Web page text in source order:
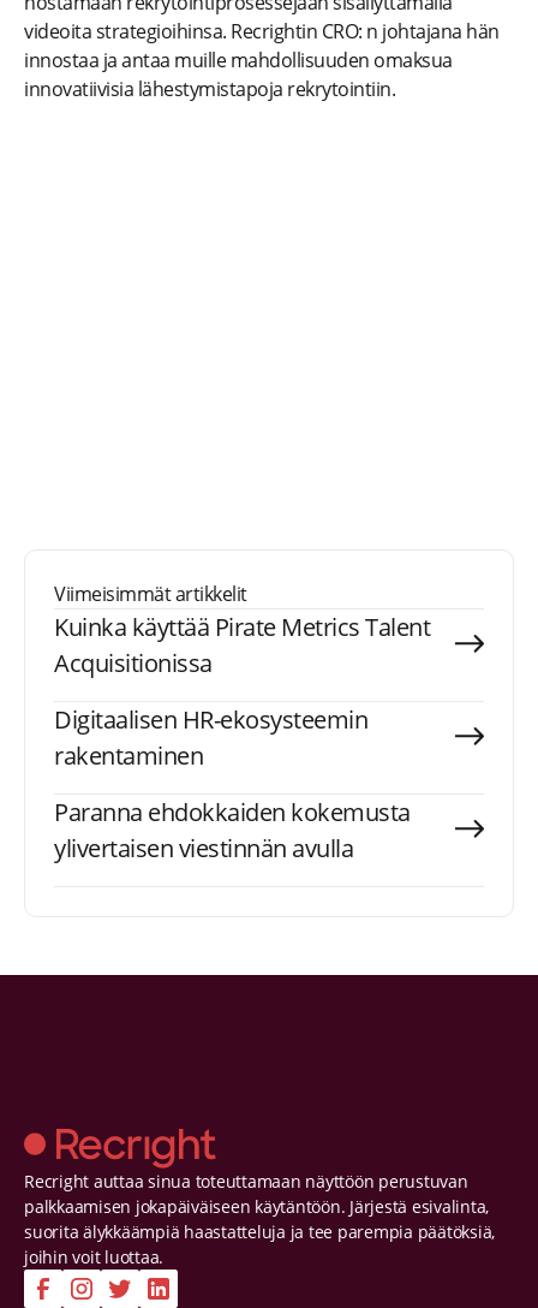
videoita strategioihinsa. Recrightin CRO: n johtajana hän
innostaa ja antaa muille mahdollisuuden omaksua
innovatiivisia lähestymistapoja rekrytointiin.
Viimeisimmät artikkelit
Kuinka käyttää Pirate Metrics Talent
Acquisitionissa
Digitaalisen HR-ekosysteemin
rakentaminen
Paranna ehdokkaiden kokemusta
ylivertaisen viestinnän avulla
Recright auttaa sinua toteuttamaan näyttöön perustuvan
palkkaamisen jokapäiväiseen käytäntöön. Järjestä esivalinta,
suorita älykkäämpiä haastatteluja ja tee parempia päätöksiä,
joihin voit luottaa.